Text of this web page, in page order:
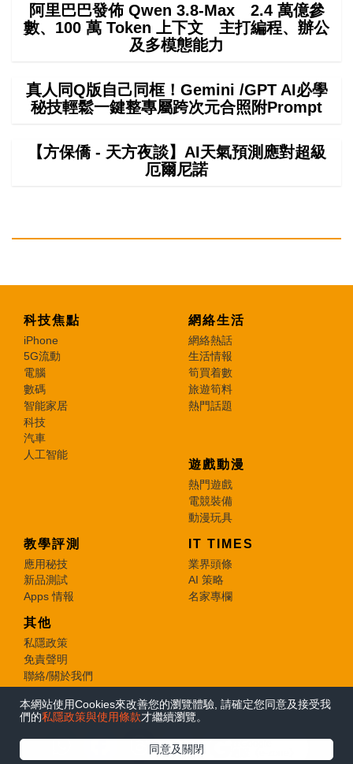
本網站使用Cookies來改善您的瀏覽體驗, 請確定您同意及接受我
們的私隱政策與使用條款才繼續瀏覽。
同意及關閉
阿里巴巴發佈 Qwen 3.8-Max 2.4 萬億參
數、100 萬 Token 上下文 主打編程、辦公
及多模態能力
真人同Q版自己同框！Gemini /GPT AI必學
秘技輕鬆一鍵整專屬跨次元合照附Prompt
【方保僑 - 天方夜談】AI天氣預測應對超級
厄爾尼諾
科技焦點
iPhone
5G流動
電腦
數碼
智能家居
科技
汽車
人工智能
網絡生活
網絡熱話
生活情報
筍買着數
旅遊筍料
熱門話題
遊戲動漫
熱門遊戲
電競裝備
動漫玩具
教學評測
應用秘技
新品測試
Apps 情報
IT TIMES
業界頭條
AI 策略
名家專欄
其他
私隱政策
免責聲明
聯絡/關於我們
© 2026 e-zone. All Rights Reserved.